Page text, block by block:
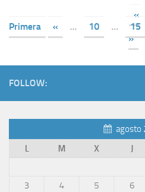
«
Primera
« ... 10 ... 15
»
FOLLOW:
agosto
L
M X J
3
4 5 6